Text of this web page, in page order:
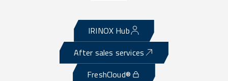
IRINOX Hub
After sales services
FreshCloud®